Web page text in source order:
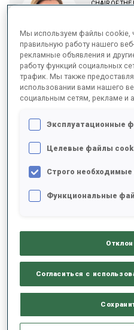
CHAIR OF THE
ПРОФИЛЬ
An Irish barrister specialising in
BOARD
ПРОФИЛЬ
Tanja Haug is a German lawyer
anti-corruption, disciplinary and
independent expert for various
organisations.
Мы используем файлы cookie,
правильную работу нашего
рекламные объявления и
работу функций социальных
трафик. Мы также
использовании вами нашего
социальным сетям, рекламе и
Эксплуатационные
Целевые файлы
Строго
Функциональные
Согласиться с